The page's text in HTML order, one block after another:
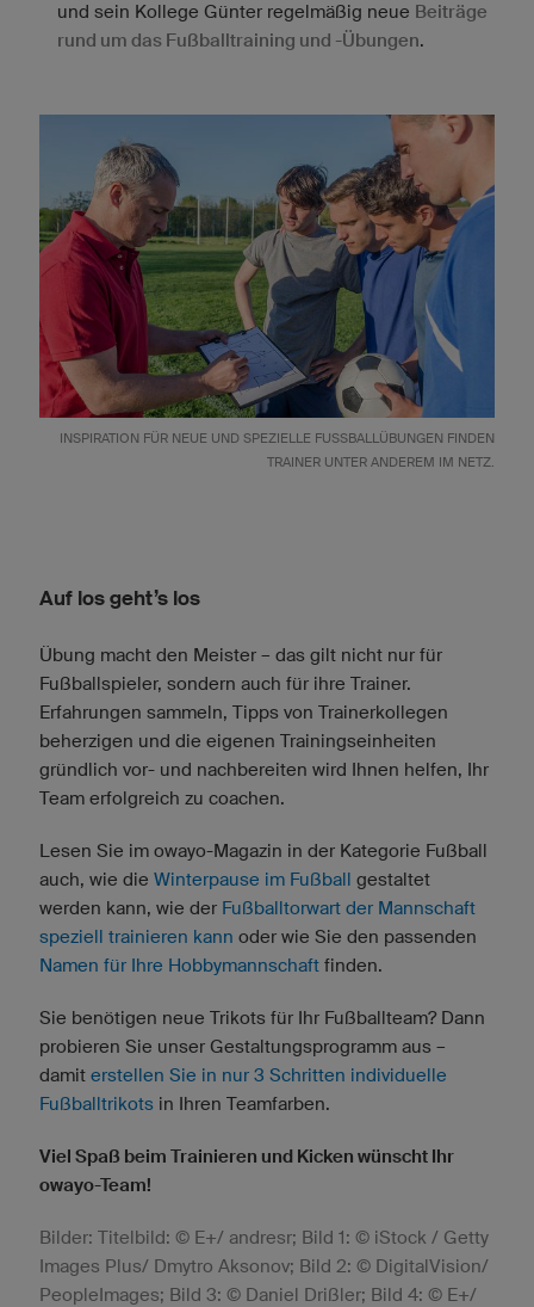
und sein Kollege Günter regelmäßig neue Beiträge
rund um das Fußballtraining und -Übungen.
INSPIRATION FÜR NEUE UND SPEZIELLE FUSSBALLÜBUNGEN FINDEN T
RAINER UNTER ANDEREM IM NETZ.
Auf los geht’s los
Übung macht den Meister – das gilt nicht nur für
Fußballspieler, sondern auch für ihre Trainer.
Erfahrungen sammeln, Tipps von Trainerkollegen
beherzigen und die eigenen Trainingseinheiten
gründlich vor- und nachbereiten wird Ihnen helfen, Ihr
Team erfolgreich zu coachen.
Lesen Sie im owayo-Magazin in der Kategorie Fußball
auch, wie die Winterpause im Fußball
gestaltet
werden kann, wie der Fußballtorwart der Mannschaft
speziell trainieren kann oder wie Sie den passenden
Namen für Ihre Hobbymannschaft finden.
Sie benötigen neue Trikots für Ihr Fußballteam? Dann
probieren Sie unser Gestaltungsprogramm aus –
damit erstellen Sie in nur 3 Schritten individuelle
Fußballtrikots in Ihren Teamfarben.
Viel Spaß beim Trainieren und Kicken wünscht Ihr
owayo-Team!
Bilder: Titelbild: © E+/ andresr; Bild 1: © iStock / Getty
Images Plus/ Dmytro Aksonov; Bild 2: © DigitalVision/
PeopleImages; Bild 3: © Daniel Drißler; Bild 4: © E+/